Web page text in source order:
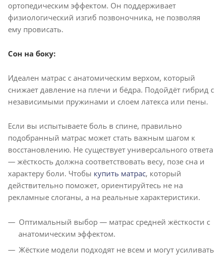
ортопедическим эффектом. Он поддерживает
физиологический изгиб позвоночника, не позволяя
ему провисать.
Сон на боку:
Идеален матрас с анатомическим верхом, который
снижает давление на плечи и бёдра. Подойдёт гибрид с
независимыми пружинами и слоем латекса или пены.
Если вы испытываете боль в спине, правильно
подобранный матрас может стать важным шагом к
восстановлению. Не существует универсального ответа
— жёсткость должна соответствовать весу, позе сна и
характеру боли. Чтобы купить матрас, который
действительно поможет, ориентируйтесь не на
рекламные слоганы, а на реальные характеристики.
Оптимальный выбор — матрас средней жёсткости с
анатомическим эффектом.
Жёсткие модели подходят не всем и могут усиливать